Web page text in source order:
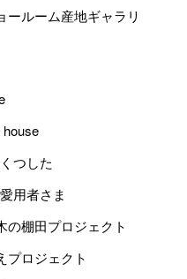
ールーム産地ギャラリ
house
つした
用者さま
の棚田プロジェクト
プロジェクト